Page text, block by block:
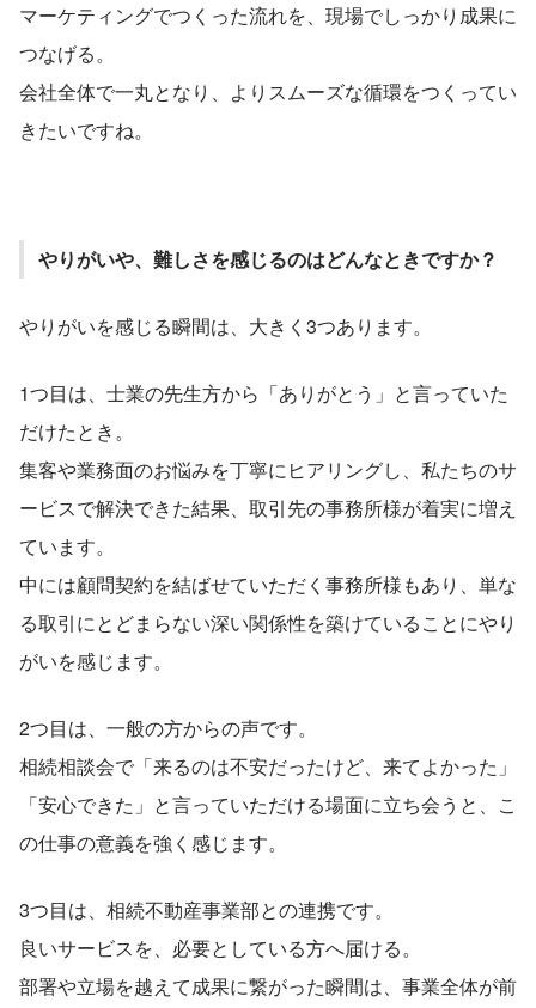
マーケティングでつくった流れを、現場でしっかり成果に
つなげる。
会社全体で一丸となり、よりスムーズな循環をつくってい
きたいですね。
やりがいや、難しさを感じるのはどんなときですか？
やりがいを感じる瞬間は、大きく3つあります。
1つ目は、士業の先生方から「ありがとう」と言っていた
だけたとき。
集客や業務面のお悩みを丁寧にヒアリングし、私たちのサ
ービスで解決できた結果、取引先の事務所様が着実に増え
ています。
中には顧問契約を結ばせていただく事務所様もあり、単な
る取引にとどまらない深い関係性を築けていることにやり
がいを感じます。
2つ目は、一般の方からの声です。
相続相談会で「来るのは不安だったけど、来てよかった」
「安心できた」と言っていただける場面に立ち会うと、こ
の仕事の意義を強く感じます。
3つ目は、相続不動産事業部との連携です。
良いサービスを、必要としている方へ届ける。
部署や立場を越えて成果に繋がった瞬間は、事業全体が前